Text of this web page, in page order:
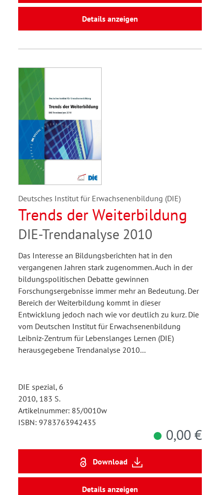
Details anzeigen
Deutsches Institut für Erwachsenenbildung (DIE)
Trends der Weiterbildung
DIE-Trendanalyse 2010
Das Interesse an Bildungsberichten hat in den
vergangenen Jahren stark zugenommen. Auch in der
bildungspolitischen Debatte gewinnen
Forschungsergebnisse immer mehr an Bedeutung. Der
Bereich der Weiterbildung kommt in dieser
Entwicklung jedoch nach wie vor deutlich zu kurz. Die
vom Deutschen Institut für Erwachsenenbildung
Leibniz-Zentrum für Lebenslanges Lernen (DIE)
herausgegebene Trendanalyse 2010…
DIE spezial, 6
2010, 183 S.
Artikelnummer: 85/0010w
ISBN: 9783763942435
0,00 €
Download
Details anzeigen